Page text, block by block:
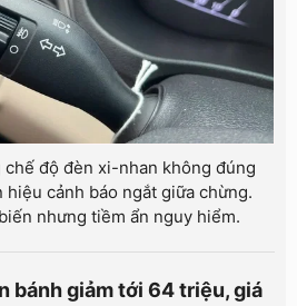
độ đèn xi-nhan không đúng
cảnh báo ngắt giữa chừng.
nhưng tiềm ẩn nguy hiểm.
bánh giảm tới 64 triệu, giá